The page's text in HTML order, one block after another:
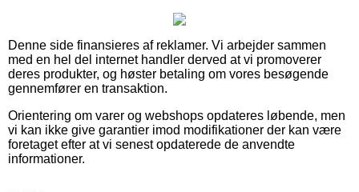
Denne side finansieres af reklamer. Vi arbejder sammen
med en hel del internet handler derved at vi promoverer
deres produkter, og høster betaling om vores besøgende
gennemfører en transaktion.
Orientering om varer og webshops opdateres løbende, men
vi kan ikke give garantier imod modifikationer der kan være
foretaget efter at vi senest opdaterede de anvendte
informationer.